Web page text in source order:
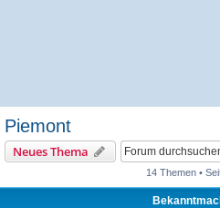
Piemont
Neues Thema
14 Themen •